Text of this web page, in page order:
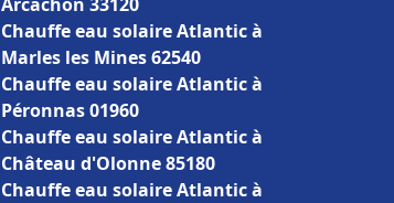
Chauffe eau solaire Atlantic à
Marles les Mines 62540
Chauffe eau solaire Atlantic à
Péronnas 01960
Chauffe eau solaire Atlantic à
Château d'Olonne 85180
Chauffe eau solaire Atlantic à